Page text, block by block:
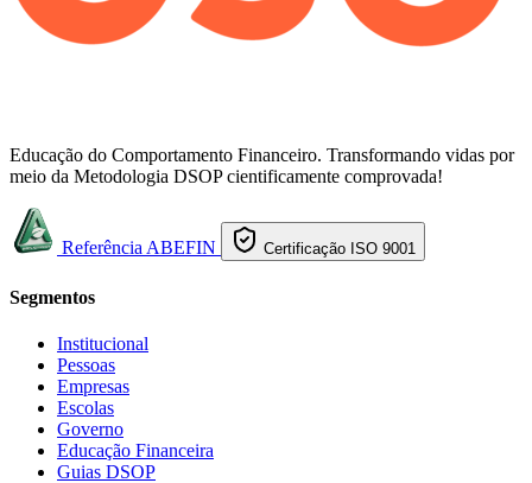
Educação do Comportamento Financeiro. Transformando vidas por
meio da Metodologia DSOP cientificamente comprovada!
Referência ABEFIN Certificação ISO 9001
Segmentos
Institucional
Pessoas
Empresas
Escolas
Governo
Educação Financeira
Guias DSOP